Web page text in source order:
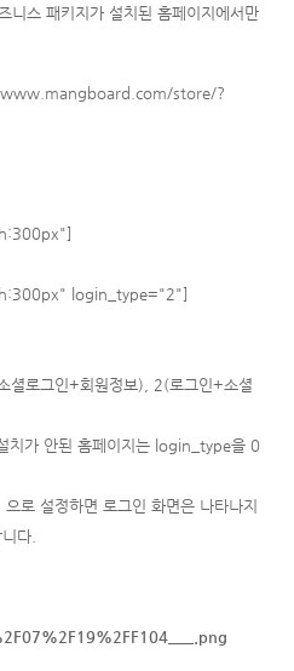
니스 패키지가 설치된 홈페이지에서만
store/?
login_type="2"]
셜로그인+회원정보) , 2(로그인+소셜
안된 홈페이지는 login_type을 0
하면 로그인 화면은 나타나지
다.